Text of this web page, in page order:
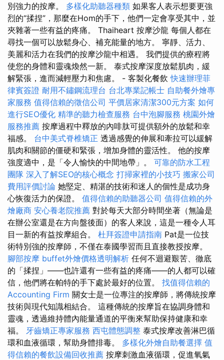
別強力的按摩。 多樣化助聽器種類 如果客人表示想要更強
烈的“揉捏”，那麼在Hom的手下，他們一定會享受其中，並
夾雜著一些有益的疼痛。 Thaiheart 按摩沙龍 每個人都在
尋找一個可以放鬆身心、補充能量的地方。 寧靜、活力、
美麗和活力在我們的按摩沙龍中相遇。 我們提供的療程將
使您的身體和靈魂煥然一新。 泰式按摩深度放鬆肌肉，緩
解緊張，進而減輕壓力和焦慮。 - 客製化餐飲快速辦理菲
律賓簽證 耐用不鏽鋼流理台 台北專業記帳士 自助餐外燴專
家服務 值得信賴的徵信公司 平價居家清潔300元方案 如何
進行SEO優化 精準的聽力檢查服務 台中泡腳服務 桃園外燴
服務推薦 按摩過程中釋放的內啡肽可提供額外的放鬆和幸
福感。 台中美式脊椎矯正 透過感覺的伸展和牽拉可以緩解
肌肉和關節的僵硬和緊張，增加身體的靈活性。 他的按摩
強度適中，是「令人愉快的中間地帶」。 可靠的防水工程
團隊 深入了解SEO的核心概念 打掃家裡的小技巧 搬家公司
費用評價討論 她堅定、精湛的技術和迷人的個性是成功身
心恢復活力的保證。 值得信賴的助聽器公司 值得信賴的外
燴廠商 安心養老院推薦 對於每天大部分時間坐著（無論是
在辦公室還是在方向盤後面）的客人來說，這是一種令人耳
目一新的有益按摩組合。 杜拜簽證申請指南 Pat是一位技
術特別強的按摩師，不僅在泰國學習而且直接教授按摩。
腳部按摩 buffet外燴價格透明解析 任何不迴避艱苦、徹底
的「揉捏」——也許還有一些有益的疼痛——的人都可以確
信，他們將在帕特的手下處於最好的位置。 找值得信賴的
Accounting Firm 關女士是一位專注的按摩師，將傳統按摩
技術與現代知識相結合。 這種傳統的按摩旨在協調身體和
靈魂，透過維持體內能量通道的平衡來幫助保持健康和幸
福。 牙齒矯正專家服務 西屯體態調整 泰式按摩改善淋巴循
環和血液循環，幫助身體排毒。 多樣化外燴自助餐選擇 值
得信賴的餐飲設備回收推薦 按摩刺激血液循環，促進氧氣